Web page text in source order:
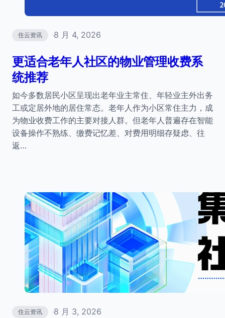
住云资讯 ·8 月 4, 2026
更适合老年人社区的物业管理收费系
统推荐
如今多数居民小区呈现出老年业主常住、年轻业主外出务
工或定居外地的居住常态。老年人作为小区常住主力，成
为物业收费工作的主要对接人群。但老年人普遍存在智能
设备操作不熟练、缴费记忆差、对费用明细存疑虑、往
返…
住云资讯 ·8 月 3, 2026